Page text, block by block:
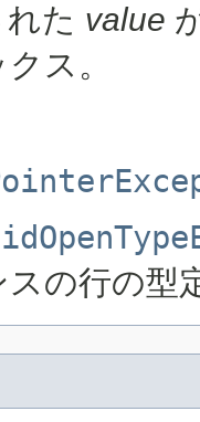
た value
ス。
スの行の型